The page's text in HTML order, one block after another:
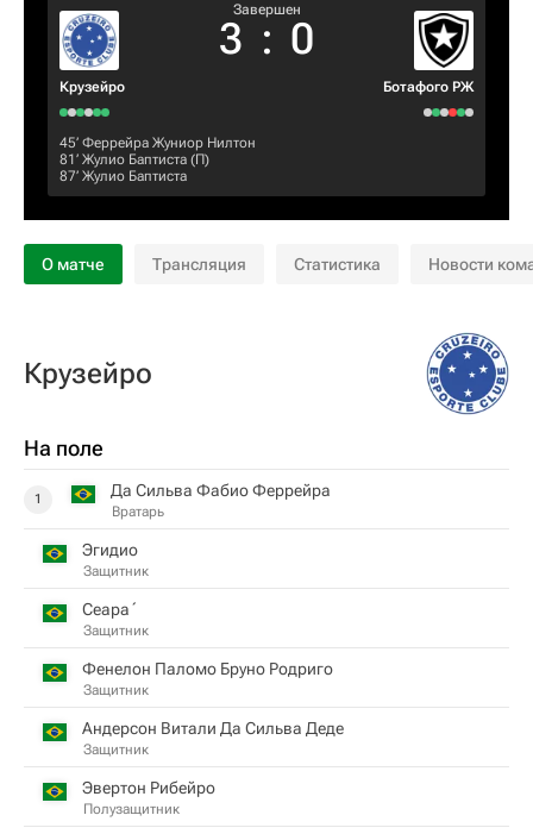
Крузейро
Завершен
3 : 0
Ботафого РЖ
45‎’‎ Феррейра Жуниор Нилтон
81‎’‎ Жулио Баптиста (П)
87‎’‎ Жулио Баптиста
О матче Трансляция Статистика Новости
Крузейро
На поле
1 Да Сильва Фабио Феррейра
Вратарь
Эгидио
Защитник
Сеара́
Защитник
Фенелон Паломо Бруно Родриго
Защитник
Андерсон Витали Да Сильва Деде
Защитник
Эвертон Рибейро
Полузащитник